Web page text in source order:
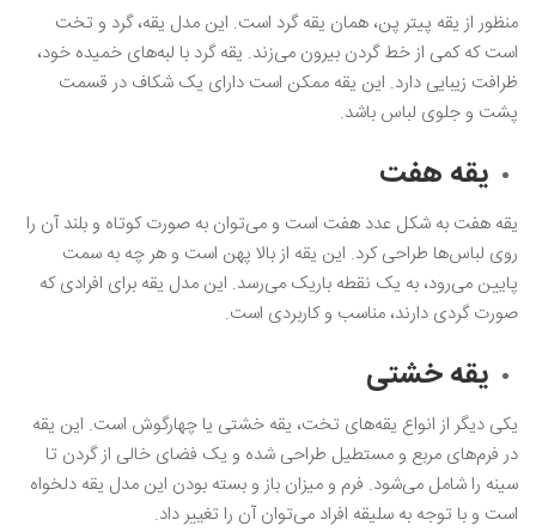
منظور از یقه پیتر پن، همان یقه گرد است. این مدل یقه، گرد و تخت
است که کمی از خط گردن بیرون می‌زند. یقه گرد با لبه‌های خمیده خود،
ظرافت زیبایی دارد. این یقه ممکن است دارای یک شکاف در قسمت
پشت و جلوی لباس باشد.
یقه هفت
یقه هفت به شکل عدد هفت است و می‌توان به صورت کوتاه و بلند آن را
روی لباس‌ها طراحی کرد. این یقه از بالا پهن است و هر چه به سمت
پایین می‌رود، به یک نقطه باریک می‌رسد‌. این مدل یقه برای افرادی که
صورت گردی دارند، مناسب و کاربردی است.
یقه خشتی
یکی دیگر از انواع یقه‌های تخت، یقه خشتی یا چهارگوش است. این یقه
در فرم‌های مربع و مستطیل طراحی شده و یک فضای خالی از گردن تا
سینه را شامل می‌شود‌. فرم و میزان باز و بسته بودن این مدل یقه دلخواه
است و با توجه به سلیقه افراد می‌توان آن را تغییر داد.